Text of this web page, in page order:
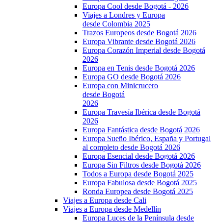
Europa Cool desde Bogotá - 2026
Viajes a Londres y Europa
desde Colombia 2025
Trazos Europeos desde Bogotá 2026
Europa Vibrante desde Bogotá 2026
Europa Corazón Imperial desde Bogotá
2026
Europa en Tenis desde Bogotá 2026
Europa GO desde Bogotá 2026
Europa con Minicrucero
desde Bogotá
2026
Europa Travesía Ibérica desde Bogotá
2026
Europa Fantástica desde Bogotá 2026
Europa Sueño Ibérico, España y Portugal
al completo desde Bogotá 2026
Europa Esencial desde Bogotá 2026
Europa Sin Filtros desde Bogotá 2026
Todos a Europa desde Bogotá 2025
Europa Fabulosa desde Bogotá 2025
Ronda Europea desde Bogotá 2025
Viajes a Europa desde Cali
Viajes a Europa desde Medellín
Europa Luces de la Península desde